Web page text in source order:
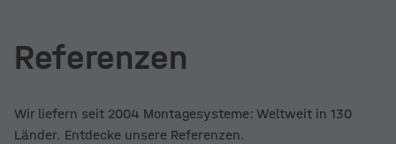
Referenzen
Wir liefern seit 2004 Montagesysteme: Weltweit in 130
Länder. Entdecke unsere Referenzen.